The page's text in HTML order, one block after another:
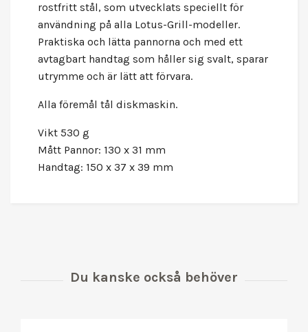
rostfritt stål, som utvecklats speciellt för
användning på alla Lotus-Grill-modeller.
Praktiska och lätta pannorna och med ett
avtagbart handtag som håller sig svalt, sparar
utrymme och är lätt att förvara.
Alla föremål tål diskmaskin.
Vikt 530 g
Mått Pannor: 130 x 31 mm
Handtag: 150 x 37 x 39 mm